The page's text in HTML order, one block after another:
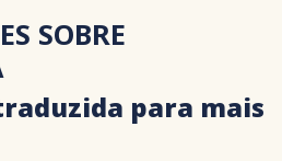
SOBRE
para mais